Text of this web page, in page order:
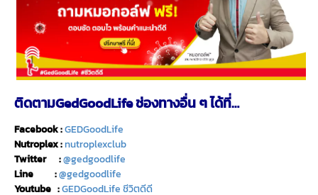
ติดตามGedGoodLife ช่องทางอื่น ๆ ได้ที่…
Facebook :GEDGoodLife
Nutroplex :nutroplexclub
Twitter :@gedgoodlife
Line :@gedgoodlife
Youtube :GEDGoodLife ชีวิตดีดี